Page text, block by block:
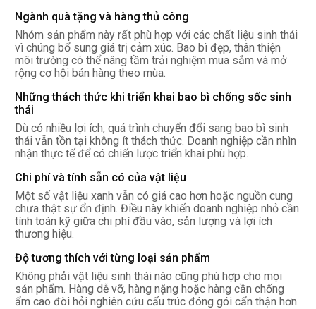
Ngành quà tặng và hàng thủ công
Nhóm sản phẩm này rất phù hợp với các chất liệu sinh thái
vì chúng bổ sung giá trị cảm xúc. Bao bì đẹp, thân thiện
môi trường có thể nâng tầm trải nghiệm mua sắm và mở
rộng cơ hội bán hàng theo mùa.
Những thách thức khi triển khai bao bì chống sốc sinh
thái
Dù có nhiều lợi ích, quá trình chuyển đổi sang bao bì sinh
thái vẫn tồn tại không ít thách thức. Doanh nghiệp cần nhìn
nhận thực tế để có chiến lược triển khai phù hợp.
Chi phí và tính sẵn có của vật liệu
Một số vật liệu xanh vẫn có giá cao hơn hoặc nguồn cung
chưa thật sự ổn định. Điều này khiến doanh nghiệp nhỏ cần
tính toán kỹ giữa chi phí đầu vào, sản lượng và lợi ích
thương hiệu.
Độ tương thích với từng loại sản phẩm
Không phải vật liệu sinh thái nào cũng phù hợp cho mọi
sản phẩm. Hàng dễ vỡ, hàng nặng hoặc hàng cần chống
ẩm cao đòi hỏi nghiên cứu cấu trúc đóng gói cẩn thận hơn.